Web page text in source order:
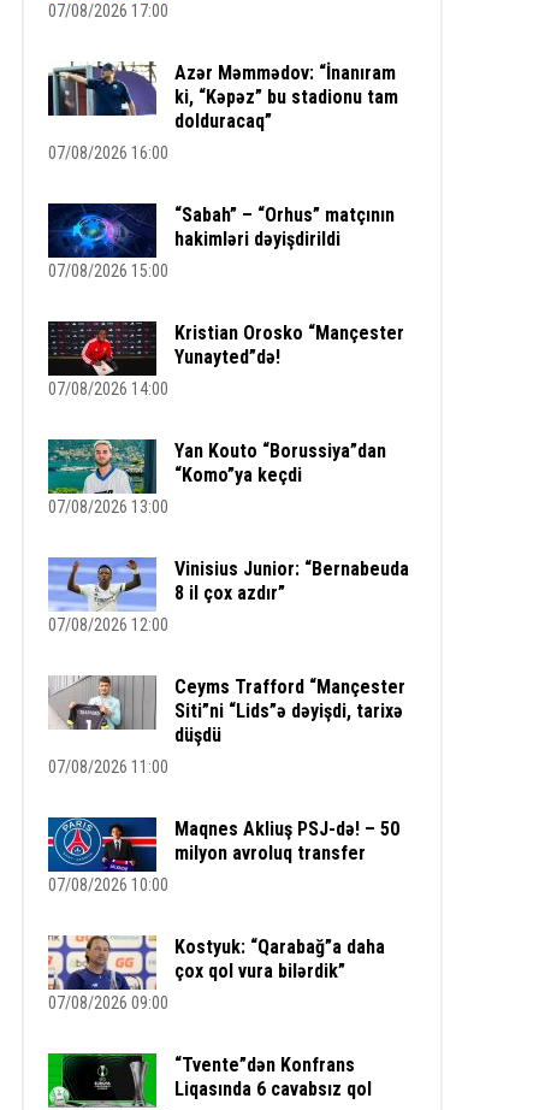
07/08/2026 17:00
Azər Məmmədov: “İnanıram
ki, “Kəpəz” bu stadionu tam
dolduracaq”
07/08/2026 16:00
“Sabah” – “Orhus” matçının
hakimləri dəyişdirildi
07/08/2026 15:00
Kristian Orosko “Mançester
Yunayted”də!
07/08/2026 14:00
Yan Kouto “Borussiya”dan
“Komo”ya keçdi
07/08/2026 13:00
Vinisius Junior: “Bernabeuda
8 il çox azdır”
07/08/2026 12:00
Ceyms Trafford “Mançester
Siti”ni “Lids”ə dəyişdi, tarixə
düşdü
07/08/2026 11:00
Maqnes Akliuş PSJ-də! – 50
milyon avroluq transfer
07/08/2026 10:00
Kostyuk: “Qarabağ”a daha
çox qol vura bilərdik”
07/08/2026 09:00
“Tvente”dən Konfrans
Liqasında 6 cavabsız qol